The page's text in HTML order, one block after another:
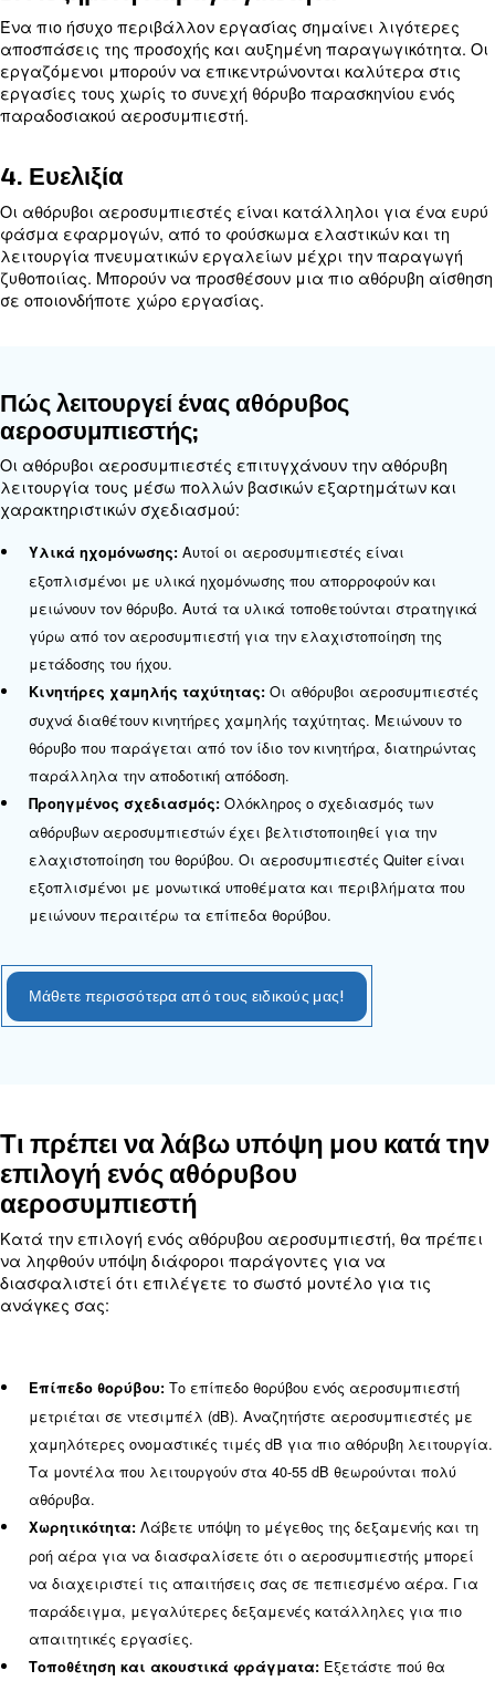
Ένα από τα σημαντικότερα πλεονεκτήματα ενός
αεροσυμπιεστή είναι η μείωση της ηχορύπανσης.
δημιουργεί ένα πιο άνετο και λιγότερο
περιβάλλον, ενθαρρύνοντας τη συγκέντρωση και
επικοινωνία μεταξύ των εργαζομένων.
2. Ασφάλεια των εργαζομένων
Η παρατεταμένη έκθεση σε υψηλά επίπεδα
να προκαλέσει βλάβη στην ακοή και άλλα
υγείας. Οι αθόρυβοι αεροσυμπιεστές μειώνουν
3. Αυξημένη παραγωγικότητα
Ένα πιο ήσυχο περιβάλλον εργασίας σημαίνει
αποσπάσεις της προσοχής και αυξημένη
εργασίες τους χωρίς το συνεχή θόρυβο
παραδοσιακού αεροσυμπιεστή.
4. Ευελιξία
Οι αθόρυβοι αεροσυμπιεστές είναι κατάλληλοι
φάσμα εφαρμογών, από το φούσκωμα
λειτουργία πνευματικών εργαλείων μέχρι την
ζυθοποιίας. Μπορούν να προσθέσουν μια πιο
σε οποιονδήποτε χώρο εργασίας.
αεροσυμπιεστής;
Οι αθόρυβοι αεροσυμπιεστές επιτυγχάνουν την
Υλικά ηχομόνωσης:Αυτοί οι αεροσυμπιεστές
εξοπλισμένοι με υλικά ηχομόνωσης που
μειώνουν τον θόρυβο. Αυτά τα υλικά
γύρω από τον αεροσυμπιεστή για την
μετάδοσης του ήχου.
Κινητήρες χαμηλής ταχύτητας:
θόρυβο που παράγεται από τον ίδιο τον κινητήρα,
παράλληλα την αποδοτική απόδοση.
Προηγμένος σχεδιασμός:Ολόκληρος ο
αθόρυβων αεροσυμπιεστών έχει βελτιστοποιηθεί
ελαχιστοποίηση του θορύβου. Οι αεροσυμπιεστές
εξοπλισμένοι με μονωτικά υποθέματα και
μειώνουν περαιτέρω τα επίπεδα θορύβου.